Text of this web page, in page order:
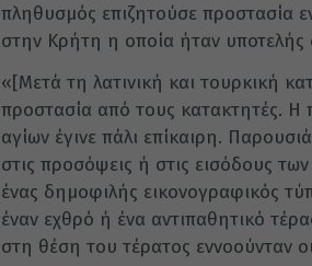
πληθυσμός επιζητούσε προστασία
στην Κρήτη η οποία ήταν υποτελής
«[Μετά τη λατινική και τουρκική
προστασία από τους κατακτητές. Η
αγίων έγινε πάλι επίκαιρη.
στις προσόψεις ή στις εισόδους
ένας δημοφιλής εικονογραφικός
έναν εχθρό ή ένα αντιπαθητικό
στη θέση του τέρατος εννοούνταν